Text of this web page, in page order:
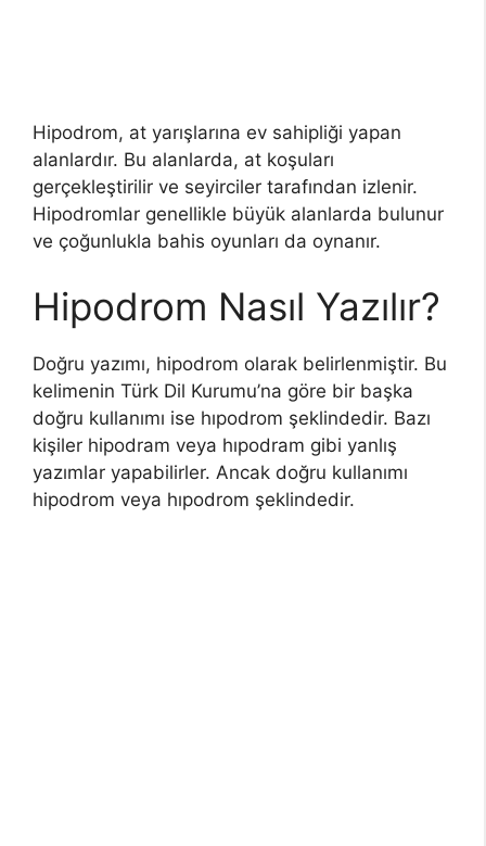
Hipodrom, at yarışlarına ev sahipliği yapan
alanlardır. Bu alanlarda, at koşuları
gerçekleştirilir ve seyirciler tarafından izlenir.
Hipodromlar genellikle büyük alanlarda bulunur
ve çoğunlukla bahis oyunları da oynanır.
Hipodrom Nasıl Yazılır?
Doğru yazımı, hipodrom olarak belirlenmiştir. Bu
kelimenin Türk Dil Kurumu’na göre bir başka
doğru kullanımı ise hıpodrom şeklindedir. Bazı
kişiler hipodram veya hıpodram gibi yanlış
yazımlar yapabilirler. Ancak doğru kullanımı
hipodrom veya hıpodrom şeklindedir.